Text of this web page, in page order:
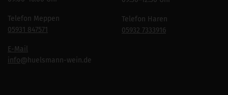
Telefon Meppen
05931 847571
E-Mail
info@huelsmann-wein.de
Telefon Haren
05932 7333916